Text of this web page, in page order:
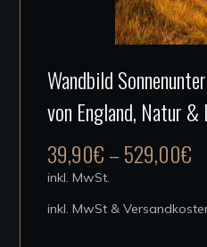
Wandbild
von England, Natur
39,90€–529,00€
inkl. MwSt.
inkl. MwSt &